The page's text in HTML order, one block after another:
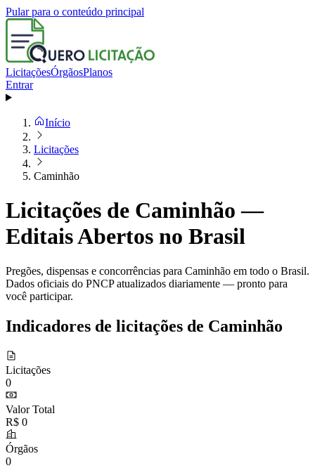
Pular para o conteúdo principal
LicitaçõesÓrgãosPlanos
Entrar
Início
Licitações
Caminhão
Licitações de Caminhão —
Editais Abertos no Brasil
Pregões, dispensas e concorrências para Caminhão em todo o Brasil.
Dados oficiais do PNCP atualizados diariamente — pronto para
você participar.
Indicadores de licitações de Caminhão
Licitações
0
Valor Total
R$ 0
Órgãos
0